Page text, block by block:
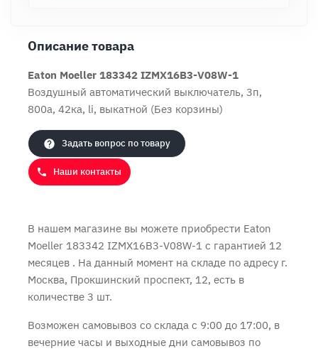
Описание товара
Eaton Moeller 183342 IZMX16B3-V08W-1
Воздушный автоматический выключатель, 3п,
800а, 42ка, li, выкатной (Без корзины)
Задать вопрос по товару
Наши контакты
В нашем магазине вы можете приобрести Eaton
Moeller 183342 IZMX16B3-V08W-1 с гарантией 12
месяцев . На данный момент на складе по адресу г.
Москва, Прокшинский проспект, 12, есть в
количестве 3 шт.
Возможен самовывоз со склада с 9:00 до 17:00, в
вечерние часы и выходные дни самовывоз по
Продолжить покупки Оформить заказ